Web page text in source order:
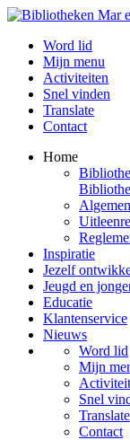
Word lid
Mijn menu
Activiteiten
Snel vinden
Translate
Contact
Home
Inspiratie
Jezelf
Jeugd en
Educatie
Klantenservice
Nieuws
Word lid
Mijn
Snel
Translate
Contact